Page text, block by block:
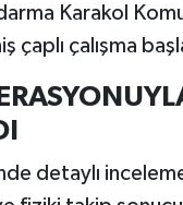
Karakol
çaplı çalışma
detaylı